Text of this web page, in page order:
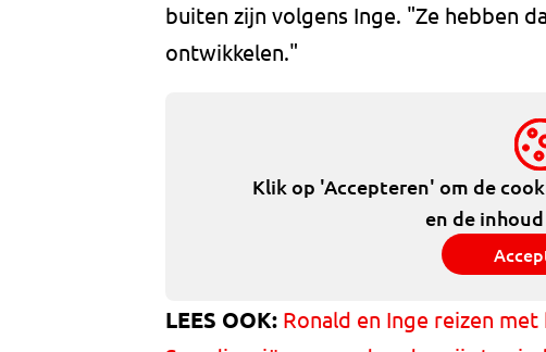
buiten zijn volgens Inge. "Ze hebben
ontwikkelen."
Klik op 'Accepteren' om de
en de
LEES OOK: Ronald en Inge reizen